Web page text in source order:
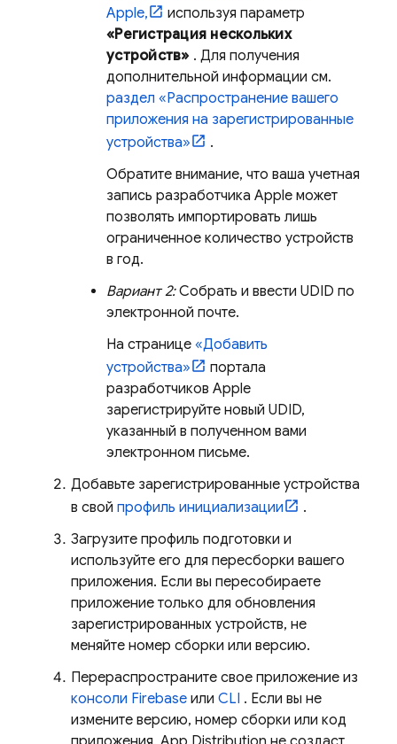
Apple,
используя параметр
«Регистрация нескольких
устройств» . Для получения
дополнительной информации см.
раздел «Распространение вашего
приложения на зарегистрированные
устройства»
.
Обратите внимание, что ваша учетная
запись разработчика Apple может
позволять импортировать лишь
ограниченное количество устройств
в год.
Вариант 2:Собрать и ввести UDID по
электронной почте.
На странице «Добавить
устройства»
портала
разработчиков Apple
зарегистрируйте новый UDID,
указанный в полученном вами
электронном письме.
Добавьте зарегистрированные устройства
в свой профиль инициализации
.
Загрузите профиль подготовки и
используйте его для пересборки вашего
приложения. Если вы пересобираете
приложение только для обновления
зарегистрированных устройств, не
меняйте номер сборки или версию.
Перераспространите свое приложение из
консоли Firebase или CLI . Если вы не
измените версию, номер сборки или код